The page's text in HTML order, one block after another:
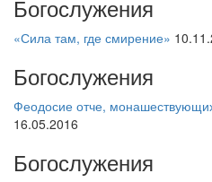
Богослужения
«Сила там, где смирение»
Богослужения
Феодосие отче,
16.05.2016
Богослужения